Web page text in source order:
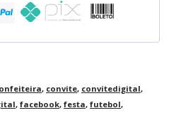
, convite, convitedigital,
, facebook, festa, futebol,